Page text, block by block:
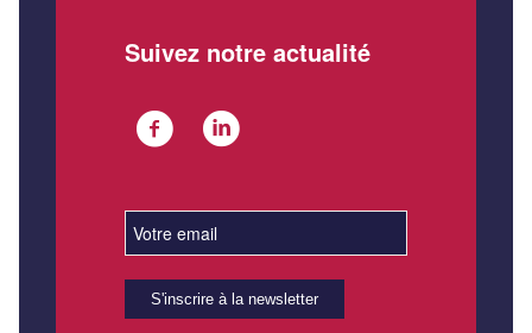
Suivez notre actualité